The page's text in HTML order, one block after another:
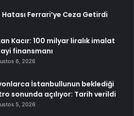
Ferrari’ye Ceza Getirdi
Kacır: 100 milyar liralık imalat
finansmanı
6, 2026
İstanbullunun beklediği
sonunda açılıyor: Tarih verildi
5, 2026